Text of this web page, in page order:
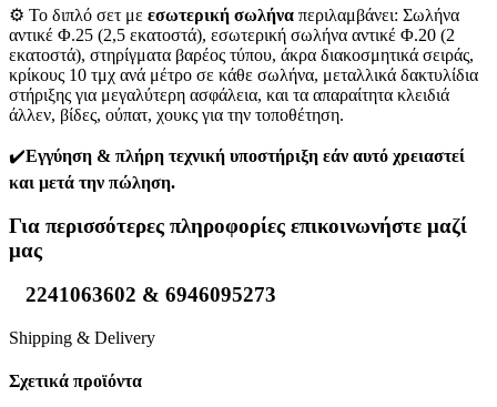
⚙️ Το διπλό σετ με εσωτερική σωλήνα περιλαμβάνει: Σωλήνα
αντικέ Φ.25 (2,5 εκατοστά), εσωτερική σωλήνα αντικέ Φ.20 (2
εκατοστά), στηρίγματα βαρέος τύπου, άκρα διακοσμητικά σειράς,
κρίκους 10 τμχ ανά μέτρο σε κάθε σωλήνα, μεταλλικά δακτυλίδια
στήριξης για μεγαλύτερη ασφάλεια, και τα απαραίτητα κλειδιά
άλλεν, βίδες, ούπατ, χουκς για την τοποθέτηση.
️✔️Εγγύηση & πλήρη τεχνική υποστήριξη εάν αυτό χρειαστεί
και μετά την πώληση.
Για περισσότερες πληροφορίες επικοινωνήστε μαζί
μας
2241063602 & 6946095273
Shipping & Delivery
Σχετικά προϊόντα